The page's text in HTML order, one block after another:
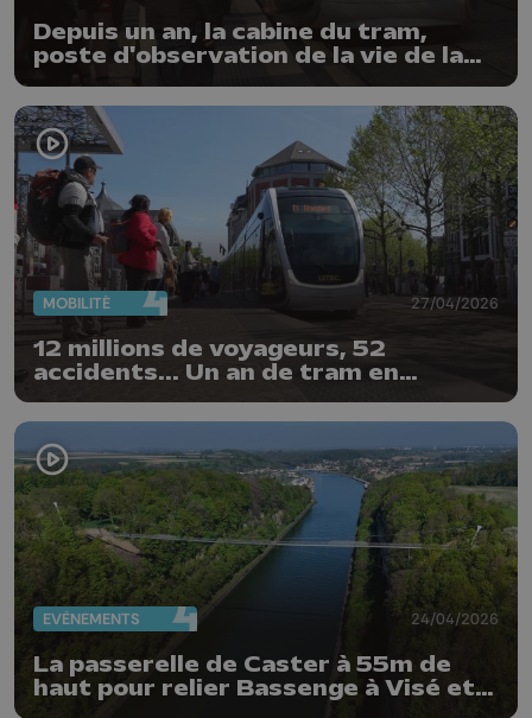
Depuis un an, la cabine du tram,
poste d'observation de la vie de la
MOBILITÉ 27/04/2026
12 millions de voyageurs, 52
accidents... Un an de tram en
chiffres
EVÈNEMENTS 24/04/2026
La passerelle de Caster à 55m de
haut pour relier Bassenge à Visé et